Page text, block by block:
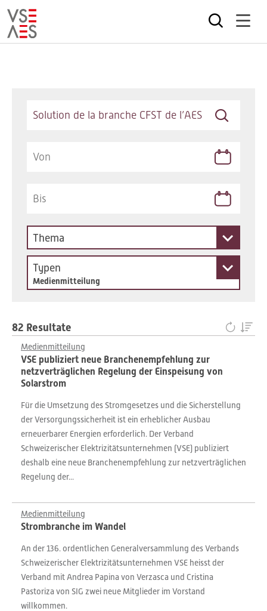
Thema
Typen
Medienmitteilung
82 Resultate
Medienmitteilung
VSE publiziert neue Branchenempfehlung zur
netzverträglichen Regelung der Einspeisung von
Solarstrom
Für die Umsetzung des Stromgesetzes und die Sicherstellung
der Versorgungssicherheit ist ein erheblicher Ausbau
erneuerbarer Energien erforderlich. Der Verband
Schweizerischer Elektrizitätsunternehmen (VSE) publiziert
deshalb eine neue Branchenempfehlung zur netzverträglichen
Regelung der...
Medienmitteilung
Strombranche im Wandel
An der 136. ordentlichen Generalversammlung des Verbands
Schweizerischer Elektrizitätsunternehmen VSE heisst der
Verband mit Andrea Papina von Verzasca und Cristina
Pastoriza von SIG zwei neue Mitglieder im Vorstand
willkommen.